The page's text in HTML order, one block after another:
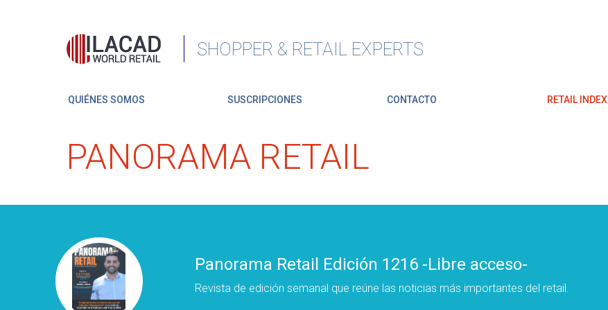
SHOPPER & RETAIL EXPERTS
QUIÉNES SOMOS SUSCRIPCIONES CONTACTO RETAIL INDEX
PANORAMA RETAIL
Panorama Retail Edición 1216 -Libre acceso-
Revista de edición semanal que reúne las noticias más importantes del retail.